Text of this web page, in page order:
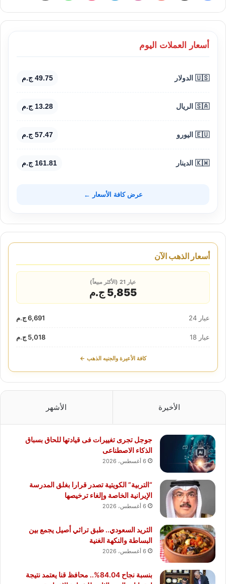
أسعار العملات اليوم
🇺🇸 الدولار 49.75 ج.م
🇸🇦 الريال 13.28 ج.م
🇪🇺 اليورو 57.47 ج.م
🇰🇼 الدينار 161.81 ج.م
عرض كافة الأسعار ←
أسعار الذهب الآن
عيار 21 (الأكثر مبيعاً)
5,855 ج.م
عيار 24 6,691 ج.م
عيار 18 5,018 ج.م
كافة الأعيرة والجنيه الذهب ←
الأخيرة الأشهر
جوجل تجرى تغييرات فى قيادتها للحاق بسباق
الذكاء الاصطناعى
6 أغسطس، 2026
“التربية” الكويتية تصدر قرارا بغلق المدرسة
الإيرانية الخاصة وإلغاء ترخيصها
6 أغسطس، 2026
الثريد السعودي.. طبق تراثي أصيل يجمع بين
البساطة والنكهة الغنية
6 أغسطس، 2026
بنسبة نجاح 84.04%.. محافظ قنا يعتمد نتيجة